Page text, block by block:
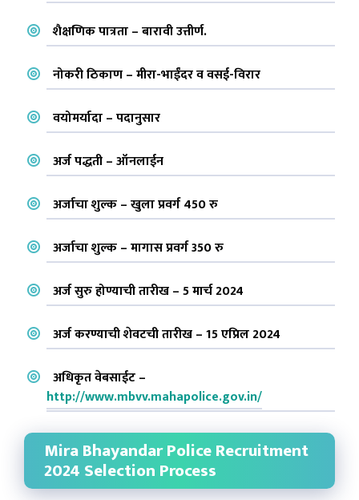
शैक्षणिक पात्रता – बारावी उत्तीर्ण.
नोकरी ठिकाण – मीरा-भाईंदर व वसई-विरार
वयोमर्यादा – पदानुसार
अर्ज पद्धती – ऑनलाईन
अर्जाचा शुल्क – खुला प्रवर्ग 450 रु
अर्जाचा शुल्क – मागास प्रवर्ग 350 रु
अर्ज सुरु होण्याची तारीख – 5 मार्च 2024
अर्ज करण्याची शेवटची तारीख – 15 एप्रिल 2024
अधिकृत वेबसाईट –
http://www.mbvv.mahapolice.gov.in/
Mira Bhayandar Police Recruitment
2024 Selection Process